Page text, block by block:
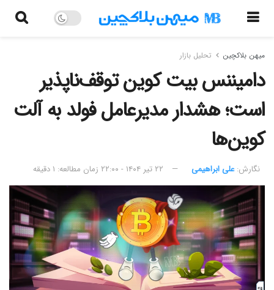
میهن بلاکچین تحلیل بازار
دامیننس بیت کوین توقف‌ناپذیر
است؛ هشدار مدیرعامل فولد به آلت
کوین‌ها
نگارش:‌ علی ابراهیمی ۲۲ تیر ۱۴۰۴ - ۲۲:۰۰ زمان مطالعه: ۱ دقیقه